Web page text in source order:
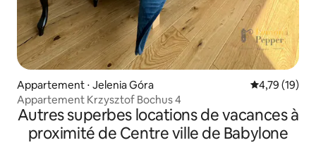
Appartement ⋅ Jelenia Góra Évaluation
4,79 (19)
Appartement Krzysztof Bochus 4
Autres superbes locations de vacances à
proximité de Centre ville de Babylone